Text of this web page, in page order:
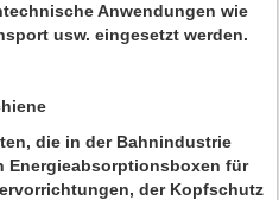
Anwendungen wie
usw. eingesetzt werden.
die in der Bahnindustrie
Energieabsorptionsboxen für
der Kopfschutz